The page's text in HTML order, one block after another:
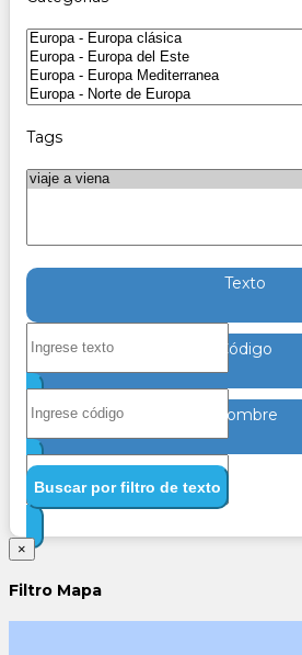
Tags
Texto
Código
Nombre
Buscar por filtro de texto
×
Filtro Mapa